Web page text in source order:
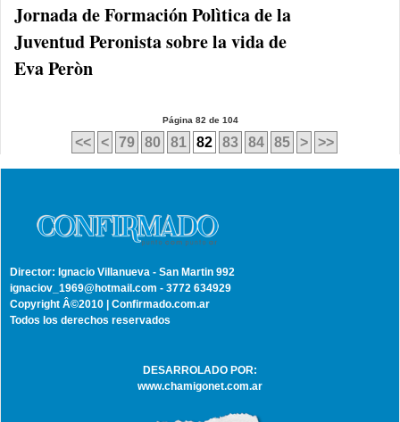
Jornada de Formación Polìtica de la
Juventud Peronista sobre la vida de
Eva Peròn
Página 82 de 104
<< < 79 80 81 82 83 84 85 > >>
Director: Ignacio Villanueva - San Martin 992
ignaciov_1969@hotmail.com - 3772 634929
Copyright Â©2010 | Confirmado.com.ar
Todos los derechos reservados
DESARROLADO POR:
www.chamigonet.com.ar